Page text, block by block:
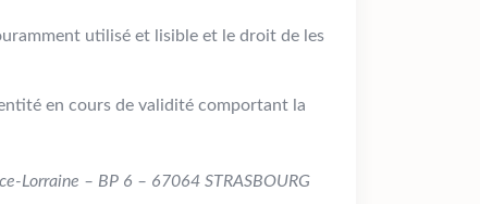
utilisé et lisible et le droit de les
en cours de validité comportant la
Lorraine – BP 6 – 67064 STRASBOURG